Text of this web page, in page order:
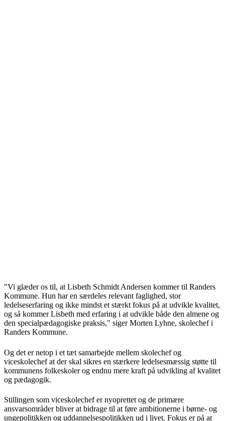
"Vi glæder os til, at Lisbeth Schmidt Andersen kommer til Randers
Kommune. Hun har en særdeles relevant faglighed, stor
ledelseserfaring og ikke mindst et stærkt fokus på at udvikle kvalitet,
og så kommer Lisbeth med erfaring i at udvikle både den almene og
den specialpædagogiske praksis," siger Morten Lyhne, skolechef i
Randers Kommune.
Og det er netop i et tæt samarbejde mellem skolechef og
viceskolechef at der skal sikres en stærkere ledelsesmæssig støtte til
kommunens folkeskoler og endnu mere kraft på udvikling af kvalitet
og pædagogik.
Stillingen som viceskolechef er nyoprettet og de primære
ansvarsområder bliver at bidrage til at føre ambitionerne i børne- og
ungepolitikken og uddannelsespolitikken ud i livet. Fokus er på at